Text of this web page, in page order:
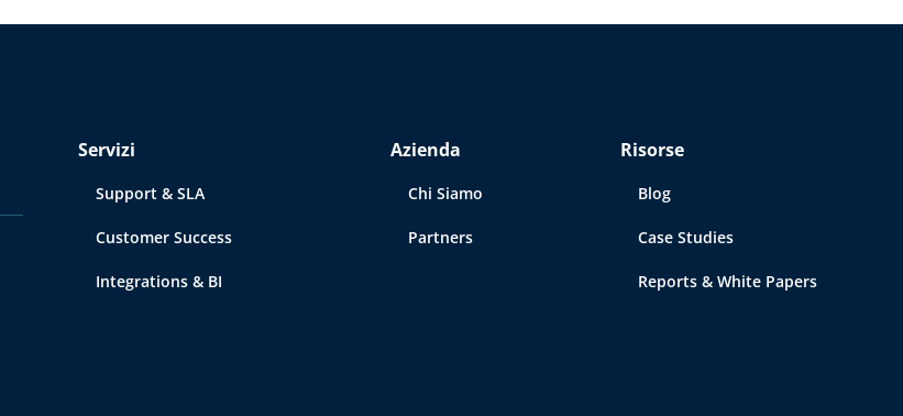
Servizi
Support & SLA
Customer Success
Integrations & BI
Azienda
Chi Siamo
Partners
Risorse
Blog
Case Studies
Reports & White Papers